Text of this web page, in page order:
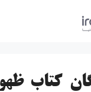
کتاب